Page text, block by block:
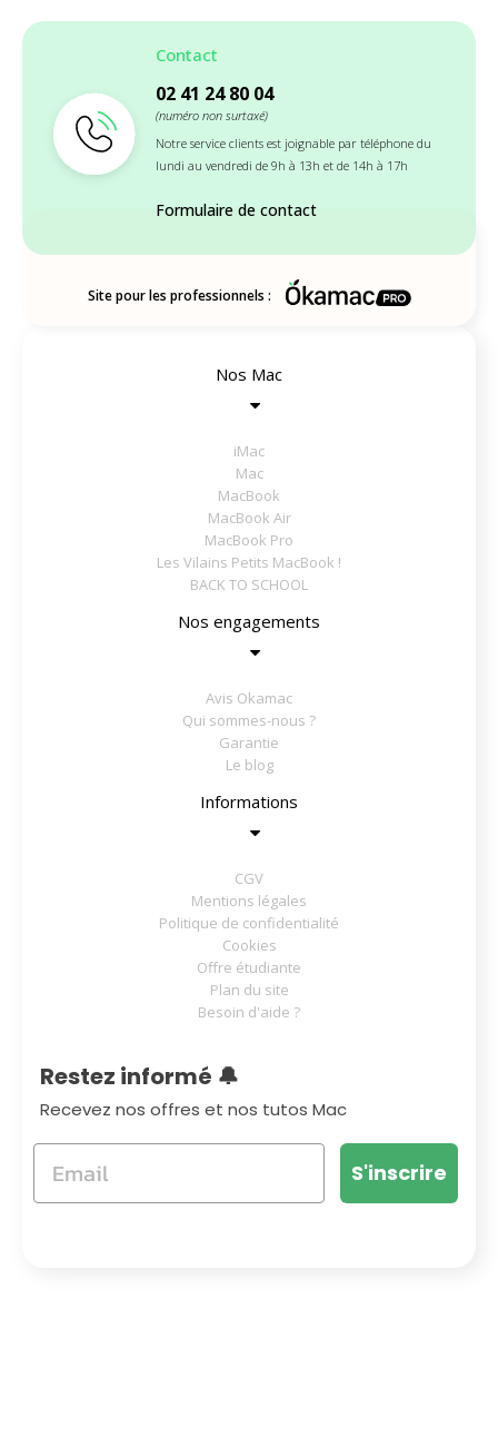
Contact
02 41 24 80 04
(numéro non surtaxé)
Notre service clients est joignable par téléphone du
lundi au vendredi de 9h à 13h et de 14h à 17h
Formulaire de contact
Site pour les professionnels :
Nos Mac
iMac
Mac
MacBook
MacBook Air
MacBook Pro
Les Vilains Petits MacBook !
BACK TO SCHOOL
Nos engagements
Avis Okamac
Qui sommes-nous ?
Garantie
Le blog
Informations
CGV
Mentions légales
Politique de confidentialité
Cookies
Offre étudiante
Plan du site
Besoin d'aide ?
Restez informé 🔔
Recevez nos offres et nos tutos Mac
S'inscrire